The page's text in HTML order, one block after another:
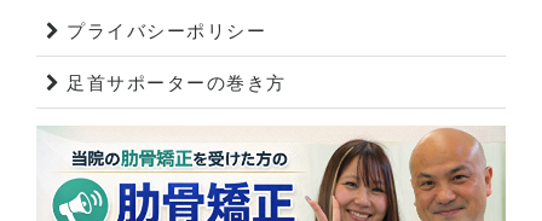
プライバシーポリシー
足首サポーターの巻き方